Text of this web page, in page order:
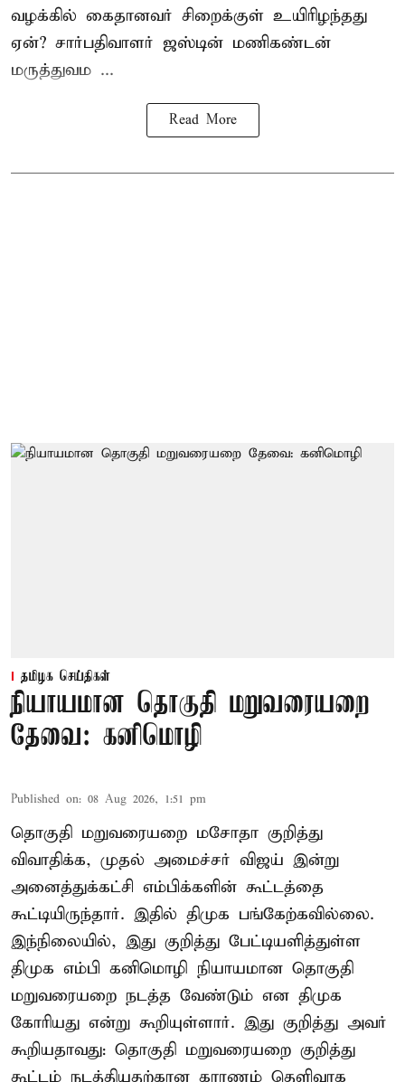
வழக்கில் கைதானவர் சிறைக்குள் உயிரிழந்தது
ஏன்? சார்பதிவாளர் ஜஸ்டின் மணிகண்டன்
மருத்துவம ...
Read More
தமிழக செய்திகள்
நியாயமான தொகுதி மறுவரையறை
தேவை: கனிமொழி
Published on: 08 Aug 2026, 1:51 pm
தொகுதி மறுவரையறை மசோதா குறித்து
விவாதிக்க, முதல் அமைச்சர் விஜய் இன்று
அனைத்துக்கட்சி எம்பிக்களின் கூட்டத்தை
கூட்டியிருந்தார். இதில் திமுக பங்கேற்கவில்லை.
இந்நிலையில், இது குறித்து பேட்டியளித்துள்ள
திமுக எம்பி கனிமொழி நியாயமான தொகுதி
மறுவரையறை நடத்த வேண்டும் என திமுக
கோரியது என்று கூறியுள்ளார். இது குறித்து அவர்
கூறியதாவது: தொகுதி மறுவரையறை குறித்து
கூட்டம் நடத்தியதற்கான காரணம் தெளிவாக